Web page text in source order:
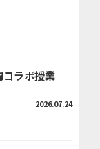
コラボ授業
2026.07.24